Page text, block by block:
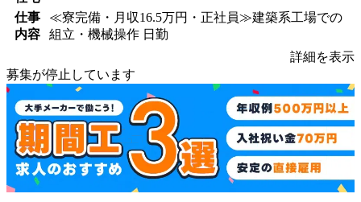
仕事
内容
≪寮完備・月収16.5万円・正社員≫建築系工場での
組立・機械操作 日勤
詳細を表示
募集が停止しています